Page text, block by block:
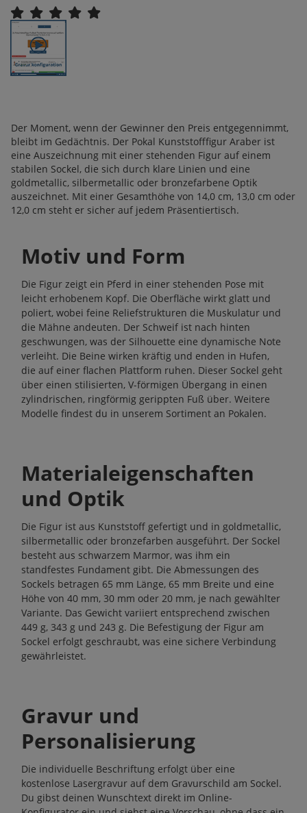
Der Moment, wenn der Gewinner den Preis entgegennimmt,
bleibt im Gedächtnis. Der Pokal Kunststofffigur Araber ist
eine Auszeichnung mit einer stehenden Figur auf einem
stabilen Sockel, die sich durch klare Linien und eine
goldmetallic, silbermetallic oder bronzefarbene Optik
auszeichnet. Mit einer Gesamthöhe von 14,0 cm, 13,0 cm oder
12,0 cm steht er sicher auf jedem Präsentiertisch.
Motiv und Form
Die Figur zeigt ein Pferd in einer stehenden Pose mit
leicht erhobenem Kopf. Die Oberfläche wirkt glatt und
poliert, wobei feine Reliefstrukturen die Muskulatur und
die Mähne andeuten. Der Schweif ist nach hinten
geschwungen, was der Silhouette eine dynamische Note
verleiht. Die Beine wirken kräftig und enden in Hufen,
die auf einer flachen Plattform ruhen. Dieser Sockel geht
über einen stilisierten, V-förmigen Übergang in einen
zylindrischen, ringförmig gerippten Fuß über. Weitere
Modelle findest du in unserem Sortiment an Pokalen.
Materialeigenschaften
und Optik
Die Figur ist aus Kunststoff gefertigt und in goldmetallic,
silbermetallic oder bronzefarben ausgeführt. Der Sockel
besteht aus schwarzem Marmor, was ihm ein
standfestes Fundament gibt. Die Abmessungen des
Sockels betragen 65 mm Länge, 65 mm Breite und eine
Höhe von 40 mm, 30 mm oder 20 mm, je nach gewählter
Variante. Das Gewicht variiert entsprechend zwischen
449 g, 343 g und 243 g. Die Befestigung der Figur am
Sockel erfolgt geschraubt, was eine sichere Verbindung
gewährleistet.
Gravur und
Personalisierung
Die individuelle Beschriftung erfolgt über eine
kostenlose Lasergravur auf dem Gravurschild am Sockel.
Du gibst deinen Wunschtext direkt im Online-